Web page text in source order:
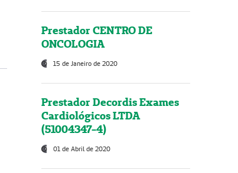
Prestador CENTRO DE
ONCOLOGIA
15 de Janeiro de 2020
Prestador Decordis Exames
Cardiológicos LTDA
(51004347-4)
01 de Abril de 2020